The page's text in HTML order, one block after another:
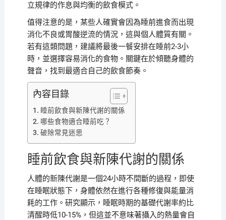
立規律的作息與均衡的飲食模式。
值得注意的是，某些人確實會因為睡前進食而出現
消化不良或胃酸逆流的情況，這與個人體質有關。
若有這類問題，建議將最後一餐安排在睡前2-3小
時，並選擇容易消化的食物。關鍵在於傾聽身體的
聲音，找到最適合自己的飲食節奏。
內容目錄
睡前飲食與新陳代謝的關係
哪些食物適合睡前吃？
破除常見迷思
睡前飲食與新陳代謝的關係
人體的新陳代謝是一個24小時不間斷的過程，即使
在睡眠狀態下，身體依然在進行各種修復與能量消
耗的工作。研究顯示，睡眠時期的基礎代謝率約比
清醒時低10-15%，但這並不意味著攝入的熱量會自